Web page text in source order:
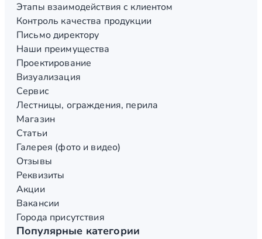
Этапы взаимодействия с клиентом
Контроль качества продукции
Письмо директору
Наши преимущества
Проектирование
Визуализация
Сервис
Лестницы, ограждения, перила
Магазин
Статьи
Галерея (фото и видео)
Отзывы
Реквизиты
Акции
Вакансии
Города присутствия
Популярные категории